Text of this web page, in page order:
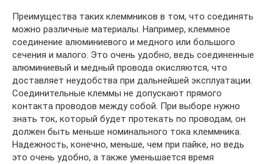
Преимущества таких клеммников в том, что соединять
можно различные материалы. Например, клеммное
соединение алюминиевого и медного или большого
сечения и малого. Это очень удобно, ведь соединенные
алюминиевый и медный провода окисляются, что
доставляет неудобства при дальнейшей эксплуатации.
Соединительные клеммы не допускают прямого
контакта проводов между собой. При выборе нужно
знать ток, который будет протекать по проводам, он
должен быть меньше номинального тока клеммника.
Надежность, конечно, меньше, чем при пайке, но ведь
это очень удобно, а также уменьшается время